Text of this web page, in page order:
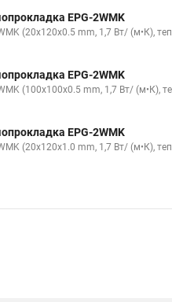
EPG-2WMK
(20x120x0.5 mm, 1,7 Вт/ (м•К),
EPG-2WMK
(100x100x0.5 mm, 1,7 Вт/ (м•К),
EPG-2WMK
(20x120x1.0 mm, 1,7 Вт/ (м•К),